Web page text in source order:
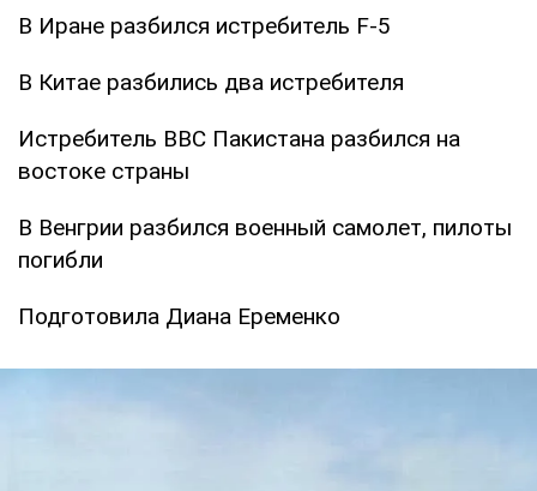
В Иране разбился истребитель F-5
В Китае разбились два истребителя
Истребитель ВВС Пакистана разбился на
востоке страны
В Венгрии разбился военный самолет, пилоты
погибли
Подготовила Диана Еременко